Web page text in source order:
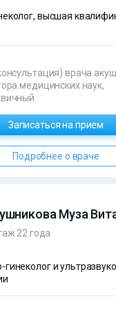
высшая
врача
медицинских наук,
Записаться на прием
Подробнее о враче
Муза
22 года
и